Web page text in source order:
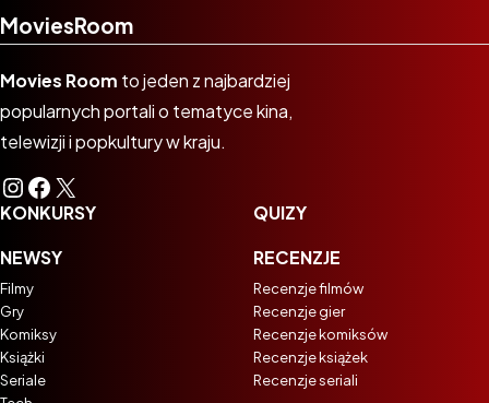
MoviesRoom
Movies Room to jeden z najbardziej
popularnych portali o tematyce kina,
telewizji i popkultury w kraju.
Instagram
Facebook
X
KONKURSY
NEWSY
Filmy
Gry
Komiksy
Książki
Seriale
QUIZY
RECENZJE
Recenzje filmów
Recenzje gier
Recenzje komiksów
Recenzje książek
Recenzje seriali